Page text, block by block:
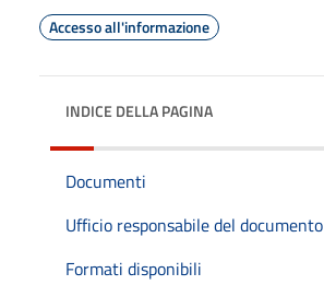
Accesso all'informazione
INDICE DELLA PAGINA
Documenti
Ufficio responsabile del documento
Formati disponibili